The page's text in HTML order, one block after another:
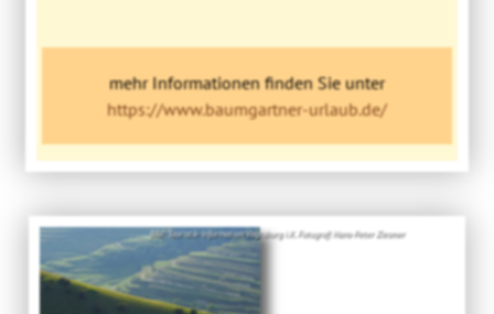
mehr Informationen finden Sie unter
https://www.baumgartner-urlaub.de/
Bild: Touristik-Information Vogtsburg i.K. Fotograf: Hans-Peter Ziesmer